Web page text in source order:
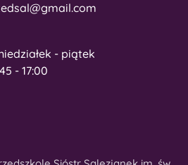
- piątek
- 17:00